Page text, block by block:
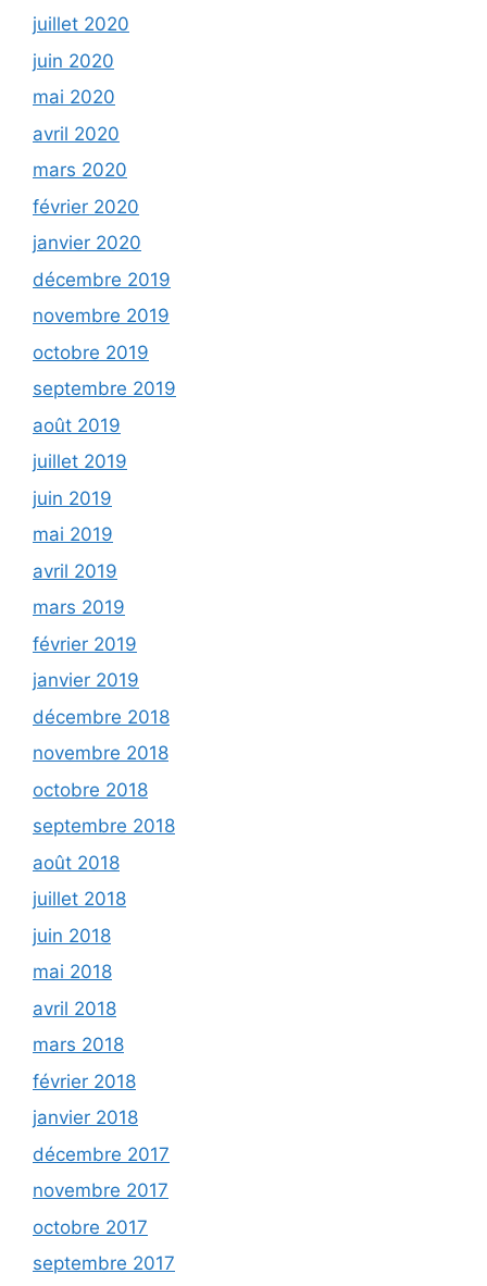
juillet 2020
juin 2020
mai 2020
avril 2020
mars 2020
février 2020
janvier 2020
décembre 2019
novembre 2019
octobre 2019
septembre 2019
août 2019
juillet 2019
juin 2019
mai 2019
avril 2019
mars 2019
février 2019
janvier 2019
décembre 2018
novembre 2018
octobre 2018
septembre 2018
août 2018
juillet 2018
juin 2018
mai 2018
avril 2018
mars 2018
février 2018
janvier 2018
décembre 2017
novembre 2017
octobre 2017
septembre 2017